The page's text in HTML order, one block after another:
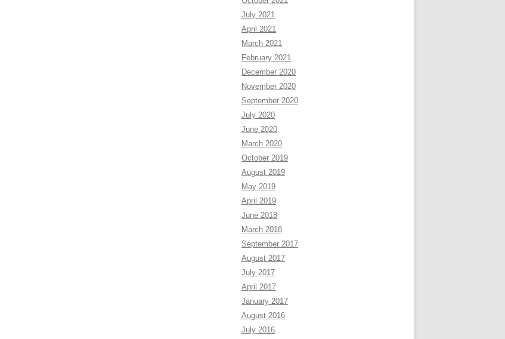
July 2021
April 2021
March 2021
February 2021
December 2020
November 2020
September 2020
July 2020
June 2020
March 2020
October 2019
August 2019
May 2019
April 2019
June 2018
March 2018
September 2017
August 2017
July 2017
April 2017
January 2017
August 2016
July 2016